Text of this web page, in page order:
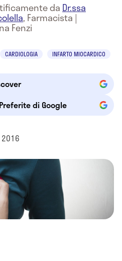
da Dr.ssa
, Farmacista |
Fenzi
CARDIOLOGIA INFARTO MIOCARDICO
di Google